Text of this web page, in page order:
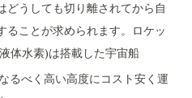
どうしても切り離されてから自
ることが求められます。ロケッ
体水素)は搭載した宇宙船
るべく高い高度にコスト安く運